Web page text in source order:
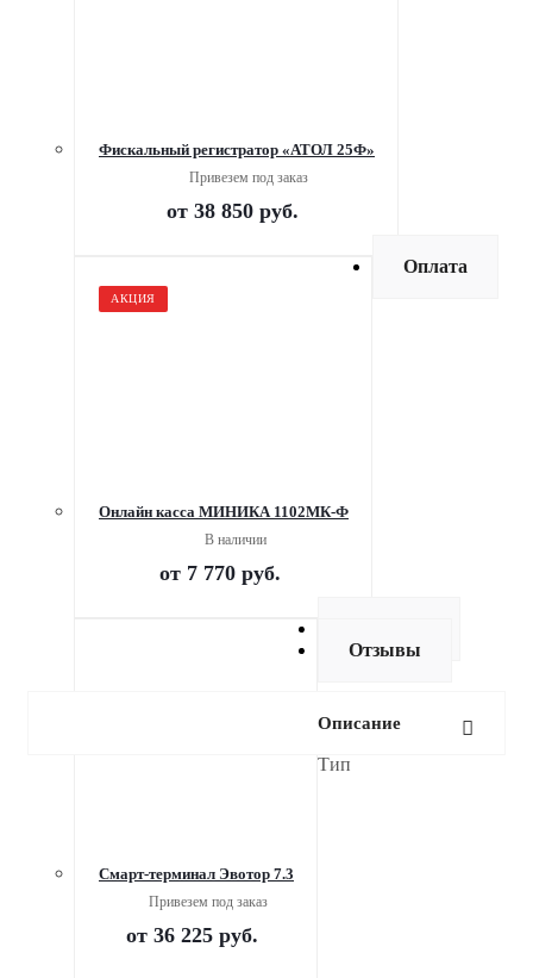
Фискальный регистратор «АТОЛ 25Ф»
Привезем под заказ
от 38 850 руб.
АКЦИЯ
Онлайн касса МИНИКА 1102МК-Ф
В наличии
от 7 770 руб.
Смарт-терминал Эвотор 7.3
Привезем под заказ
от 36 225 руб.
Оплата
Отзывы
Описание
Тип